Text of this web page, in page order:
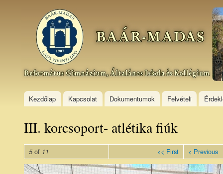
Baár–
Madas
Református
Gimnázium,
Általános
Kollégium
Kezdőlap Kapcsolat Dokumentumok Felvételi
III. korcsoport- atlétika fiúk
5of 11 << First < Previous